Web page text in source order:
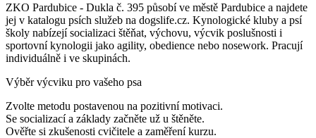
ZKO Pardubice - Dukla č. 395 působí ve městě Pardubice a najdete
jej v katalogu psích služeb na dogslife.cz. Kynologické kluby a psí
školy nabízejí socializaci štěňat, výchovu, výcvik poslušnosti i
sportovní kynologii jako agility, obedience nebo nosework. Pracují
individuálně i ve skupinách.
Výběr výcviku pro vašeho psa
Zvolte metodu postavenou na pozitivní motivaci.
Se socializací a základy začněte už u štěněte.
Ověřte si zkušenosti cvičitele a zaměření kurzu.